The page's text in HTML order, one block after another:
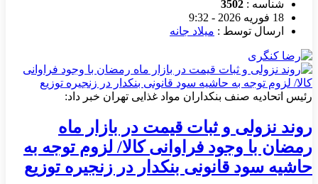
شناسه : 3502
18 فوریه 2026 - 9:32
ارسال توسط : میلاد جانه
رئیس اتحادیه صنف بنکداران مواد غذایی تهران خبر داد:
روند نزولی و ثبات قیمت در بازار ماه
رمضان با وجود فراوانی کالا/ لزوم توجه به
حاشیه سود قانونی بنکدار در زنجیره توزیع